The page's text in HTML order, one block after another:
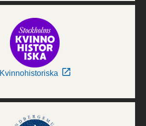
Kvinnohistoriska